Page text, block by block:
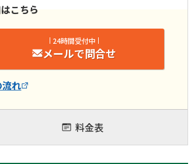
こちら
24時間受付中
メールで問合せ
れ
料金表